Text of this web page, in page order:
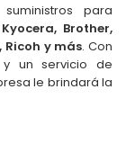
para
Brother,
Ricoh y más. Con
un servicio de
le brindará la